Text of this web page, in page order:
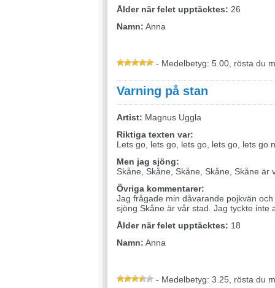
Ålder när felet upptäcktes: 26
Namn: Anna
- Medelbetyg: 5.00, rösta du
Varning på stan
Artist: Magnus Uggla
Riktiga texten var:
Lets go, lets go, lets go, lets go, lets go
Men jag sjöng:
Skåne, Skåne, Skåne, Skåne, Skåne är
Övriga kommentarer:
Jag frågade min dåvarande pojkvän
sjöng Skåne är vår stad. Jag tyckte inte
Ålder när felet upptäcktes: 18
Namn: Anna
- Medelbetyg: 3.25, rösta du